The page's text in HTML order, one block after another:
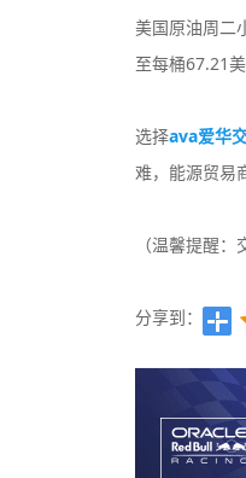
美国原油周二
至每桶67.21
选择ava爱华
难，能源贸易
（温馨提醒
分享到：